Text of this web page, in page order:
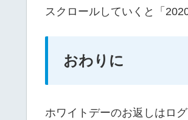
スクロールしていくと「
おわりに
ホワイトデーのお返しはロ